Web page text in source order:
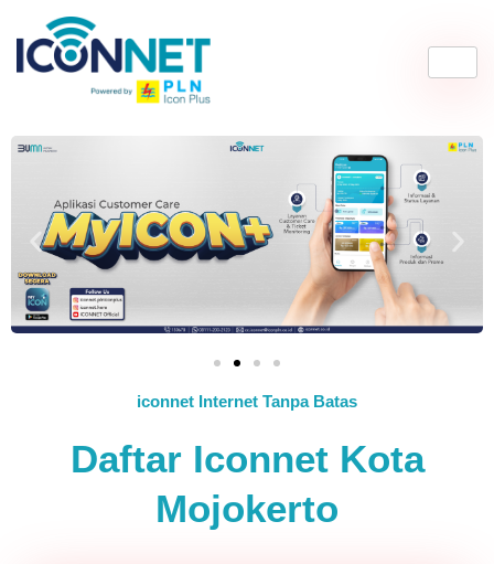
iconnet Internet Tanpa Batas
Daftar Iconnet Kota
Mojokerto